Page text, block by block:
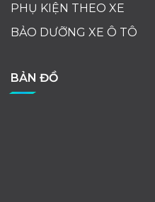
PHỤ KIỆN THEO XE
BẢO DƯỠNG XE Ô TÔ
BẢN ĐỒ